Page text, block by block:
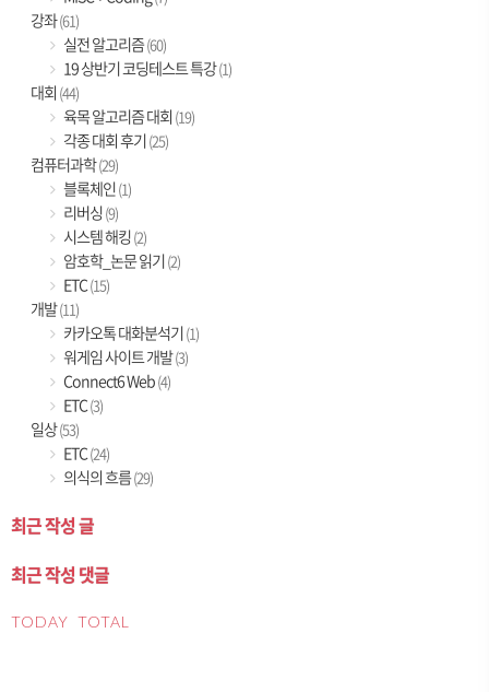
강좌(61)
실전 알고리즘(60)
19 상반기 코딩테스트 특강(1)
대회 (44)
육목 알고리즘 대회 (19)
각종 대회 후기(25)
컴퓨터과학(29)
블록체인(1)
리버싱(9)
시스템 해킹(2)
암호학_논문 읽기(2)
ETC(15)
개발(11)
카카오톡 대화분석기(1)
워게임 사이트 개발(3)
Connect6 Web(4)
ETC(3)
일상(53)
ETC(24)
의식의 흐름(29)
최근 작성 글
최근 작성 댓글
TODAY TOTAL